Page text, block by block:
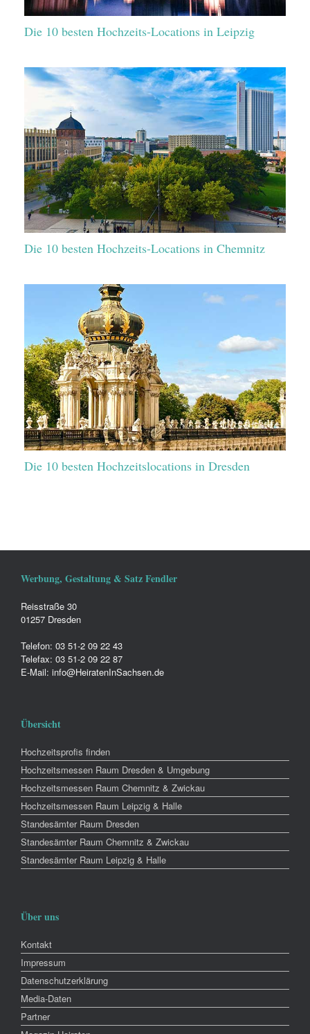
Die 10 besten Hochzeits-Locations in Leipzig
Die 10 besten Hochzeits-Locations in Chemnitz
Die 10 besten Hochzeitslocations in Dresden
Werbung, Gestaltung & Satz Fendler
Reisstraße 30
01257 Dresden
Telefon: 03 51-2 09 22 43
Telefax: 03 51-2 09 22 87
E-Mail: info@HeiratenInSachsen.de
Übersicht
Hochzeitsprofis finden
Hochzeitsmessen Raum Dresden & Umgebung
Hochzeitsmessen Raum Chemnitz & Zwickau
Hochzeitsmessen Raum Leipzig & Halle
Standesämter Raum Dresden
Standesämter Raum Chemnitz & Zwickau
Standesämter Raum Leipzig & Halle
Über uns
Kontakt
Impressum
Datenschutzerklärung
Media-Daten
Partner